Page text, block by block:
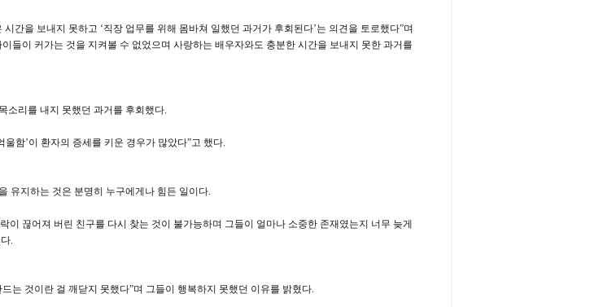
간을 보내지 못하고 ‘직장 업무를 위해 몸바쳐 일했던 과거가 후회된다’는 의견을 토로했다”며
들이 커가는 것을 지켜볼 수 없었으며 사랑하는 배우자와도 충분한 시간을 보내지 못한 과거를
소리를 내지 못했던 과거를 후회했다.
함’이 환자의 증세를 키운 경우가 많았다”고 했다.
유지하는 것은 분명히 누구에게나 힘든 일이다.
이 끊어져 버린 친구를 다시 찾는 것이 불가능하며 그들이 얼마나 소중한 존재였는지 너무 늦게
.
는 것이란 걸 깨닫지 못했다”며 그들이 행복하지 못했던 이유를 밝혔다.